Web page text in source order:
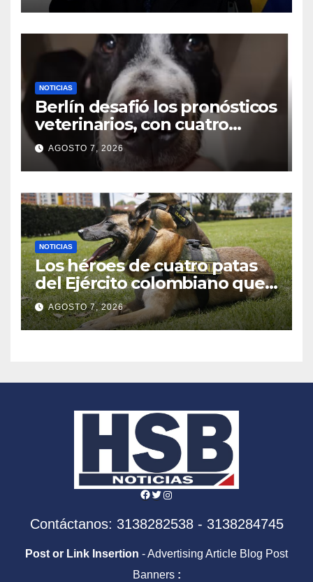
entregar el poder
NOTICIAS
Berlín desafió los pronósticos
veterinarios, con cuatro
meses busca una familia para
siempre
AGOSTO 7, 2026
NOTICIAS
Los héroes de cuatro patas
del Ejército colombiano que
han salvado más de 28.000
vidas
AGOSTO 7, 2026
Facebook
Twitter
Instagram
Contáctanos: 3138282538 - 3138284745
Post or Link Insertion - Advertising Article Blog Post
Banners :